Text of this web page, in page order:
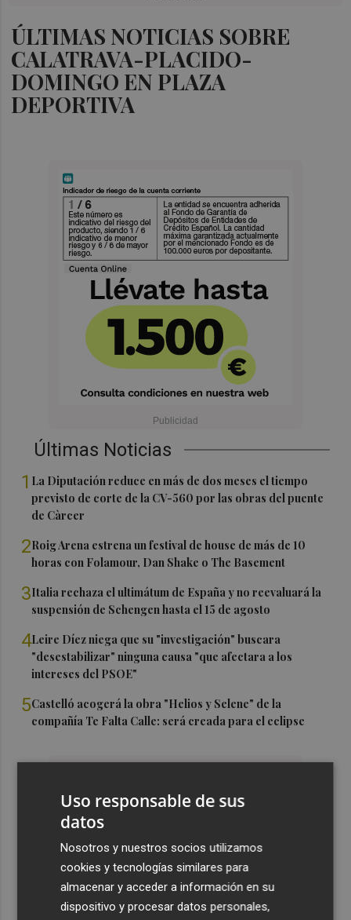
ÚLTIMAS NOTICIAS SOBRE
CALATRAVA-PLACIDO-
DOMINGO EN PLAZA
DEPORTIVA
Últimas Noticias
1 La Diputación reduce en más de dos meses el tiempo
previsto de corte de la CV-560 por las obras del puente
de Càrcer
2Roig Arena estrena un festival de house de más de 10
horas con Folamour, Dan Shake o The Basement
3Italia rechaza el ultimátum de España y no reevaluará la
suspensión de Schengen hasta el 15 de agosto
4Leire Díez niega que su "investigación" buscara
"desestabilizar" ninguna causa "que afectara a los
intereses del PSOE"
5Castelló acogerá la obra "Helios y Selene" de la
compañía Te Falta Calle: será creada para el eclipse
Uso responsable de sus
datos
Nosotros y nuestros socios utilizamos
cookies y tecnologías similares para
almacenar y acceder a información en su
dispositivo y procesar datos personales,